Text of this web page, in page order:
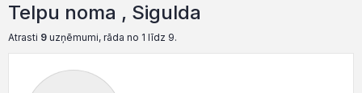
Telpu noma , Sigulda
Atrasti 9 uzņēmumi, rāda no 1 līdz 9.